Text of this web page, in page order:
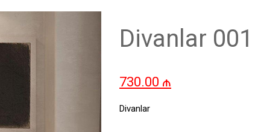
Divanlar 001
730.00 ₼
Divanlar